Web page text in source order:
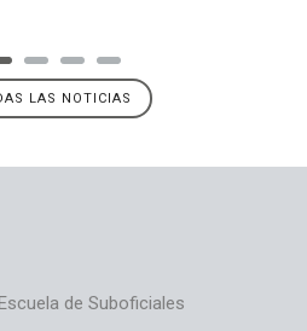
LAS NOTICIAS
de Suboficiales